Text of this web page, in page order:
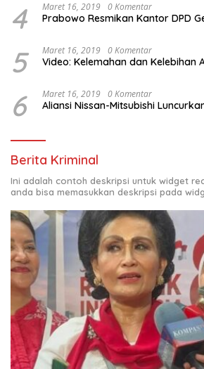
4 Maret 16, 2019 0 Komentar
Prabowo Resmikan Kantor DPD
5 Maret 16, 2019 0 Komentar
Video: Kelemahan dan Kelebihan
6 Maret 16, 2019 0 Komentar
Aliansi Nissan-Mitsubishi
Berita Kriminal
Ini adalah contoh deskripsi untuk widget
anda bisa memasukkan deskripsi pada